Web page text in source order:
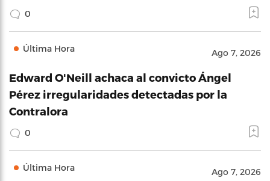
0
Última Hora Ago 7, 2026
Edward O'Neill achaca al convicto Ángel
Pérez irregularidades detectadas por la
Contralora
0
Última Hora Ago 7, 2026